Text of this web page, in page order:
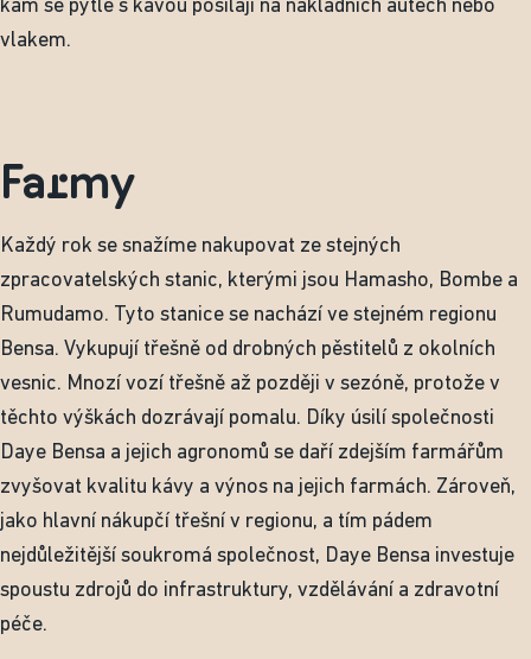
kam se pytle s kávou posílají na nákladních autech nebo
vlakem.
Farmy
Každý rok se snažíme nakupovat ze stejných
zpracovatelských stanic, kterými jsou Hamasho, Bombe a
Rumudamo. Tyto stanice se nachází ve stejném regionu
Bensa. Vykupují třešně od drobných pěstitelů z okolních
vesnic. Mnozí vozí třešně až později v sezóně, protože v
těchto výškách dozrávají pomalu. Díky úsilí společnosti
Daye Bensa a jejich agronomů se daří zdejším farmářům
zvyšovat kvalitu kávy a výnos na jejich farmách. Zároveň,
jako hlavní nákupčí třešní v regionu, a tím pádem
nejdůležitější soukromá společnost, Daye Bensa investuje
spoustu zdrojů do infrastruktury, vzdělávání a zdravotní
péče.